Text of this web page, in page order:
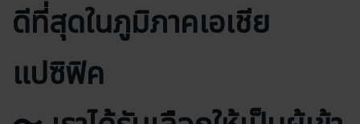
ดีที่สุดในภูมิภาคเอเชีย
แปซิฟิค